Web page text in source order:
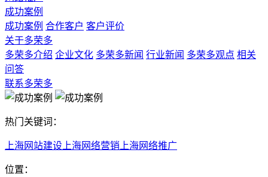
成功案例
成功案例 合作客户 客户评价
关于多荣多
多荣多介绍 企业文化 多荣多新闻 行业新闻 多荣多观点 相关
问答
联系多荣多
热门关键词：
上海网站建设 上海网络营销 上海网络推广
位置：